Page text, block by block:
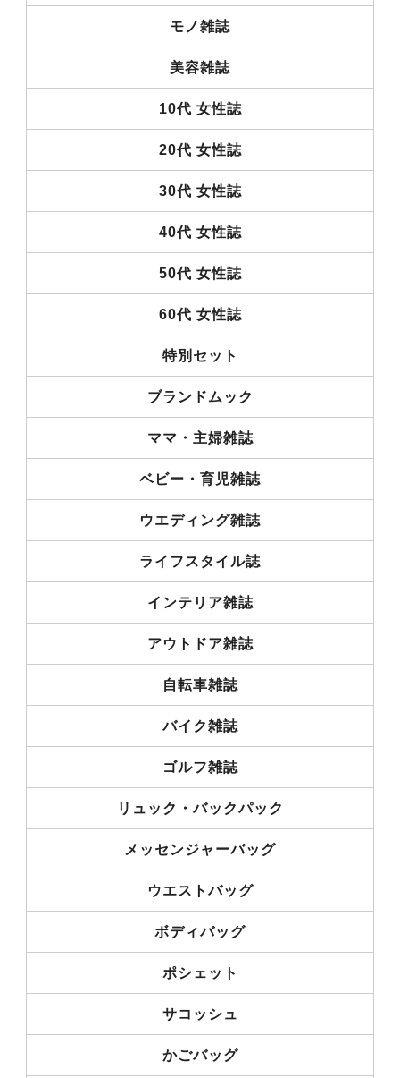
モノ雑誌
美容雑誌
10代 女性誌
20代 女性誌
30代 女性誌
40代 女性誌
50代 女性誌
60代 女性誌
特別セット
ブランドムック
ママ・主婦雑誌
ベビー・育児雑誌
ウエディング雑誌
ライフスタイル誌
インテリア雑誌
アウトドア雑誌
自転車雑誌
バイク雑誌
ゴルフ雑誌
リュック・バックパック
メッセンジャーバッグ
ウエストバッグ
ボディバッグ
ポシェット
サコッシュ
かごバッグ